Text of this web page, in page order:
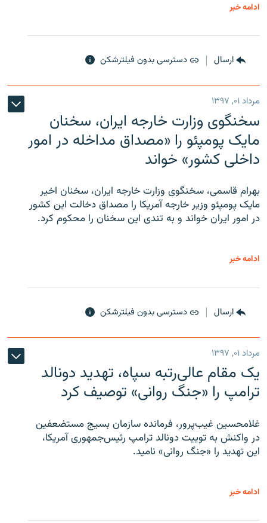
ادامه خبر
ارسال دسترسی بدون فیلترشکن
مرداد ۰۱, ۱۳۹۷
سخنگوی وزارت خارجه ایران، سخنان
مایک پومپئو را «مصداق مداخله در امور
داخلی کشور» خواند
بهرام قاسمی، سخنگوی وزارت خارجه ایران، سخنان اخیر
مایک پومپئو وزیر خارجه آمریکا را مصداق دخالت این کشور
در امور ایران خواند و به تندی این سخنان را محکوم کرد.
ادامه خبر
ارسال دسترسی بدون فیلترشکن
مرداد ۰۱, ۱۳۹۷
یک مقام عالی‌رتبه سپاه، تهدید دونالد
ترامپ را «جنگ روانی» توصیف کرد
غلامحسین غیب‌پرور، فرمانده سازمان بسیج مستضعفین
در واکنش به توییت دونالد ترامپ رئیس‌جمهوری آمریکا،
این تهدید را «جنگ روانی» نامید.
ادامه خبر